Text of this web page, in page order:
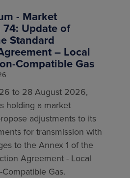
- Market
Update of
Standard
– Local
Compatible Gas
to 28 August 2026,
holding a market
adjustments to its
for transmission with
to the Annex 1 of the
Agreement - Local
Gas.